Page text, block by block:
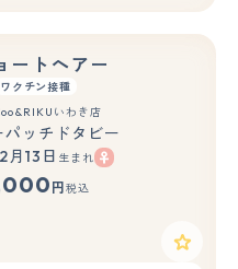
ートヘアー
ワクチン接種
いわき店
パッチドタビー
13日 生まれ
円 税込